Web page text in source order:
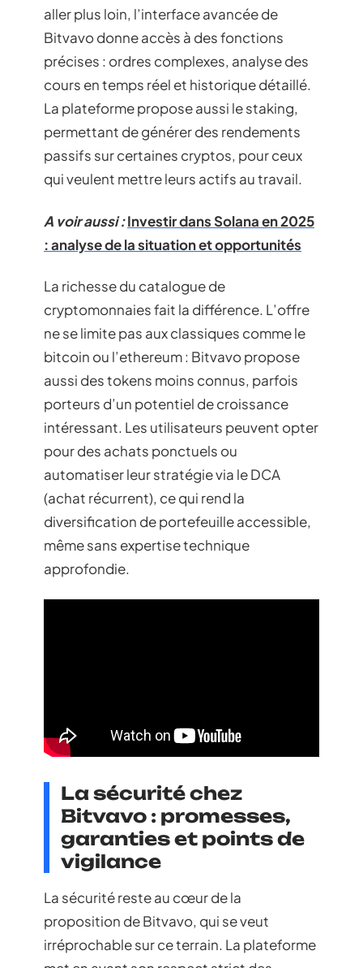
aller plus loin, l’interface avancée de
Bitvavo donne accès à des fonctions
précises : ordres complexes, analyse des
cours en temps réel et historique détaillé.
La plateforme propose aussi le staking,
permettant de générer des rendements
passifs sur certaines cryptos, pour ceux
qui veulent mettre leurs actifs au travail.
A voir aussi :Investir dans Solana en 2025
: analyse de la situation et opportunités
La richesse du catalogue de
cryptomonnaies fait la différence. L’offre
ne se limite pas aux classiques comme le
bitcoin ou l’ethereum : Bitvavo propose
aussi des tokens moins connus, parfois
porteurs d’un potentiel de croissance
intéressant. Les utilisateurs peuvent opter
pour des achats ponctuels ou
automatiser leur stratégie via le DCA
(achat récurrent), ce qui rend la
diversification de portefeuille accessible,
même sans expertise technique
approfondie.
La sécurité chez
Bitvavo : promesses,
garanties et points de
vigilance
La sécurité reste au cœur de la
proposition de Bitvavo, qui se veut
irréprochable sur ce terrain. La plateforme